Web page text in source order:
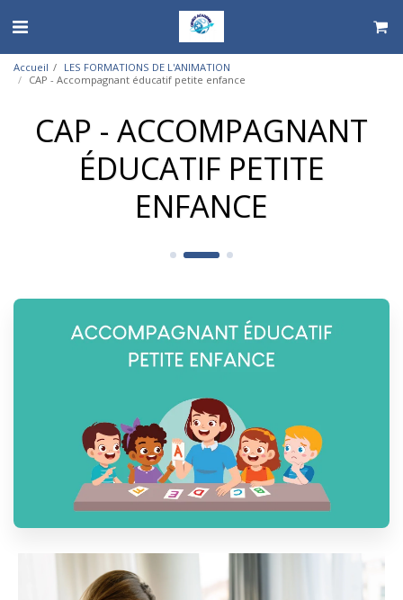
Accueil
LES FORMATIONS DE L'ANIMATION
CAP - Accompagnant éducatif petite enfance
CAP - ACCOMPAGNANT
ÉDUCATIF PETITE
ENFANCE